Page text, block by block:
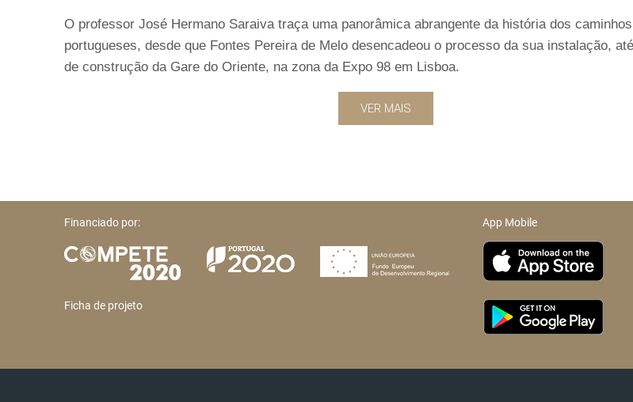
O professor José Hermano Saraiva traça uma panorâmica abrangente da história dos
portugueses, desde que Fontes Pereira de Melo desencadeou o processo da sua instalação,
de construção da Gare do Oriente, na zona da Expo 98 em Lisboa.
VER MAIS
Financiado por:
Ficha de projeto
App Mobile